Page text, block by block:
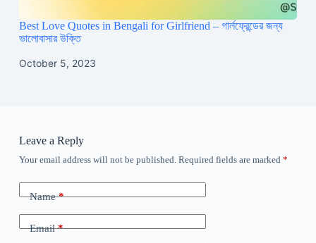
Best Love Quotes in Bengali for Girlfriend – গার্লফ্রেন্ডের জন্য
ভালোবাসার উক্তি
October 5, 2023
Leave a Reply
Your email address will not be published. Required fields are marked *
Name*
Email*
A
t
e
r